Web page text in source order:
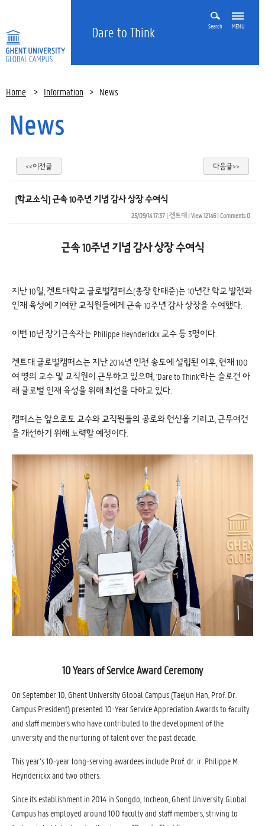
Dare to Think Search MENU
Home > Information > News
News
<<이전글 다음글>>
​[학교소식] 근속 10주년 기념 감사 상장 수여식
25/09/14 17:37| 겐트대| View 12146| Comments 0
근속 10주년 기념 감사 상장 수여식
지난 10일, 겐트대학교 글로벌캠퍼스(총장 한태준)는 10년간 학교 발전과
인재 육성에 기여한 교직원들에게 근속 10주년 감사 상장을 수여했다.
이번 10년 장기근속자는 Philippe Heynderickx 교수 등 3명이다.
겐트대 글로벌캠퍼스는 지난 2014년 인천 송도에 설립된 이후, 현재 100
여 명의 교수 및 교직원이 근무하고 있으며, 'Dare to Think'라는 슬로건 아
래 글로벌 인재 육성을 위해 최선을 다하고 있다.
캠퍼스는 앞으로도 교수와 교직원들의 공로와 헌신을 기리고, 근무여건
을 개선하기 위해 노력할 예정이다.
10 Years of Service Award Ceremony
On September 10, Ghent University Global Campus (Taejun Han, Prof. Dr.
Campus President) presented 10-Year Service Appreciation Awards to faculty
and staff members who have contributed to the development of the
university and the nurturing of talent over the past decade.
This year’s 10-year long-serving awardees include Prof. dr. ir. Philippe M.
Heynderickx and two others.
Since its establishment in 2014 in Songdo, Incheon, Ghent University Global
Campus has employed around 100 faculty and staff members, striving to